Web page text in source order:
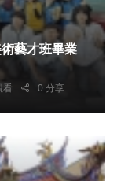
藝才班畢業
看 0 分享